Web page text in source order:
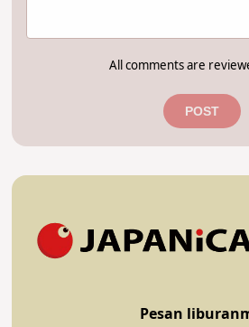
All comments are
POST
Pesan